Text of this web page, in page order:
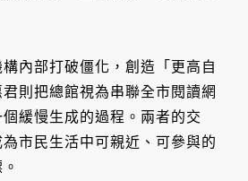
內部打破僵化，創造「更高自
則把總館視為串聯全市閱讀網
緩慢生成的過程。兩者的交
市民生活中可親近、可參與的